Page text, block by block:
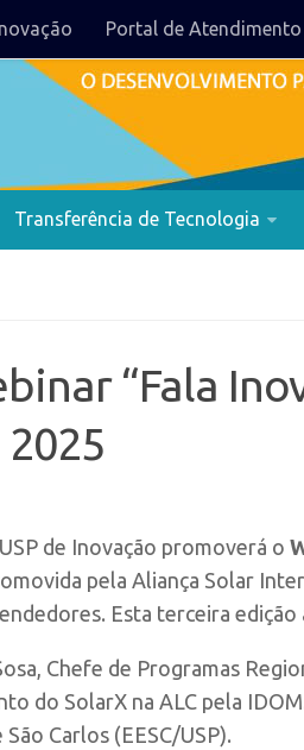
Portal de Atendimento
Transferência de Tecnologia
“Fala
de Inovação promoverá o
pela Aliança Solar
Esta terceira
Chefe de Programas
do SolarX na ALC pela
Carlos (EESC/USP).